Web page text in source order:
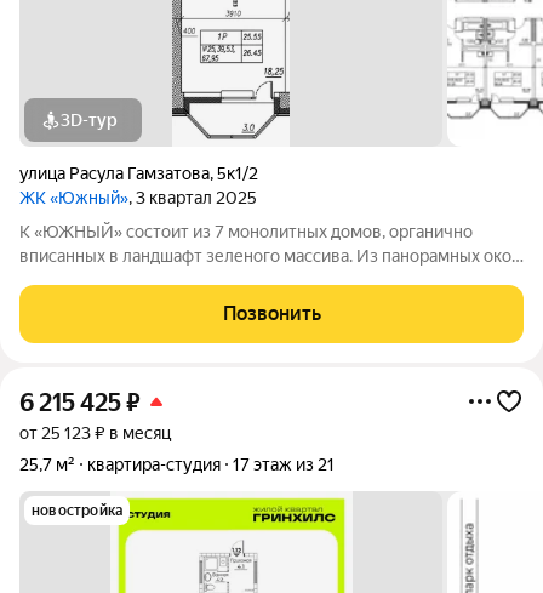
3D-тур
улица Расула Гамзатова,5к1/2
ЖК «Южный», 3 квартал 2025
К «ЮЖНЫЙ» состоит из 7 монолитных домов, органично
вписанных в ландшафт зеленого массива. Из панорамных окон
Благоустроенная территория и современная инфраструктура
создадут все условия для вашей
Позвонить
6 215 425₽
от 25 123 ₽ в месяц
25,7 м²
квартира-студия 17 этаж из 21
новостройка